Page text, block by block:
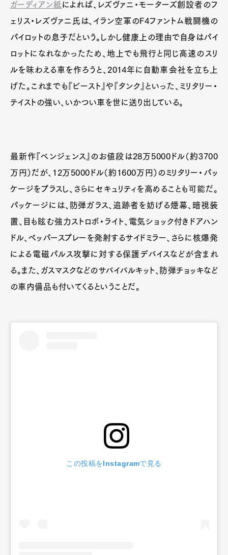
ガーディアン紙によれば、レズヴァニ・モーターズ創設者のフ
ェリス・レズヴァニ氏は、イラン空軍のF4ファントム戦闘機の
パイロットの息子だという。しかし健康上の理由で自身はパイ
ロットになれなかったため、地上でも飛行と同じ高速のスリ
ルを味わえる車を作ろうと、2014年に自動車会社を立ち上
げた。これまでも『ビースト』や『タンク』といった、ミリタリー・
テイストの強い、いかつい車を世に送り出している。
最新作『ベンジェンス』のお値段は28万5000ドル（約3700
万円）だが、12万5000ドル（約1600万円）のミリタリー・パッ
ケージをプラスし、さらにセキュリティを高めることも可能だ。
パッケージには、防弾ガラス、追跡者を妨げる煙幕、暗視装
置、目も眩む強力ストロボ・ライト、電気ショック付きドアハン
ドル、ペッパースプレーを発射するサイドミラー、さらに核爆発
による電磁パルス攻撃に対する保護デバイスなどが含まれ
る。また、ガスマスクなどのサバイバルキット、防弾チョッキなど
の車内備品も付いてくるということだ。
この投稿をInstagramで見る